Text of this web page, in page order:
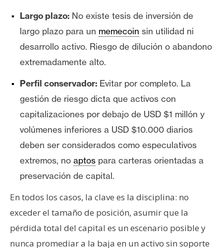
Largo plazo: No existe tesis de inversión de
largo plazo para un memecoin sin utilidad ni
desarrollo activo. Riesgo de dilución o abandono
extremadamente alto.
Perfil conservador: Evitar por completo. La
gestión de riesgo dicta que activos con
capitalizaciones por debajo de USD $1 millón y
volúmenes inferiores a USD $10.000 diarios
deben ser considerados como especulativos
extremos, no aptos para carteras orientadas a
preservación de capital.
En todos los casos, la clave es la disciplina: no
exceder el tamaño de posición, asumir que la
pérdida total del capital es un escenario posible y
nunca promediar a la baja en un activo sin soporte